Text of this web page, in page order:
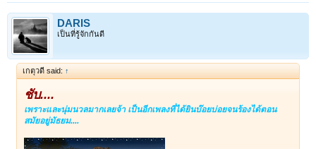
DARIS
เป็นที่รู้จักกันดี
เกตุวดี said: ↑
ชับ....
เพราะและนุ่มนวลมากเลยจ้า เป็นอีกเพลงที่ได้ยินบ๊อยบ่อยจนร้องได้ตอน
สมัยอยู่มัธยม....